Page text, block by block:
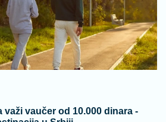
važi vaučer od 10.000 dinara -